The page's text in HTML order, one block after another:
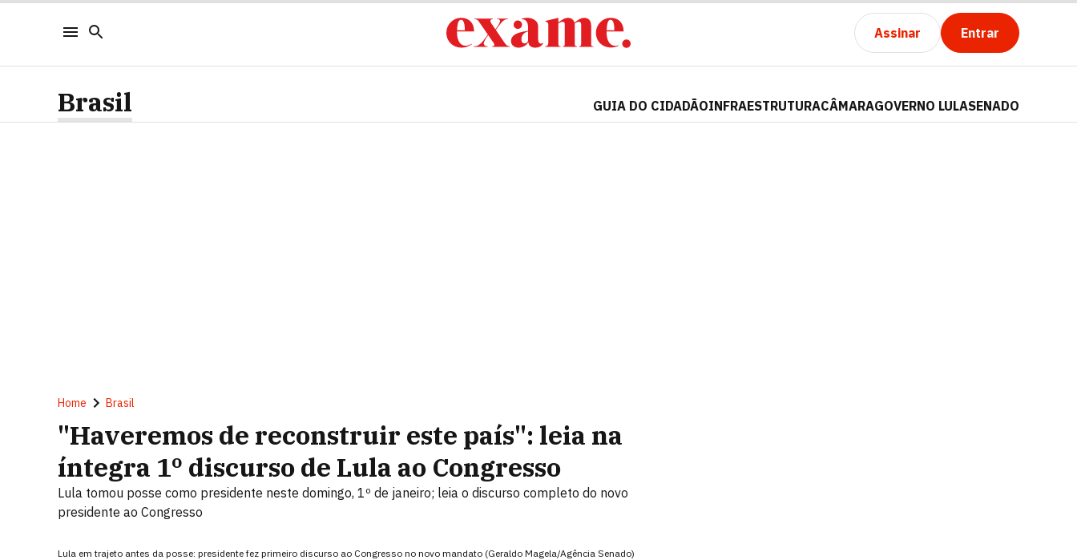
Assinar Entrar
Brasil GUIA DO CIDADÃOINFRAESTRUTURACÂMARAGOVERNO LULASENADO
Home Brasil
"Haveremos de reconstruir este país": leia na
íntegra 1º discurso de Lula ao Congresso
Lula tomou posse como presidente neste domingo, 1º de janeiro; leia o discurso completo do novo
presidente ao Congresso
Lula em trajeto antes da posse: presidente fez primeiro discurso ao Congresso no novo mandato (Geraldo Magela/Agência Senado)